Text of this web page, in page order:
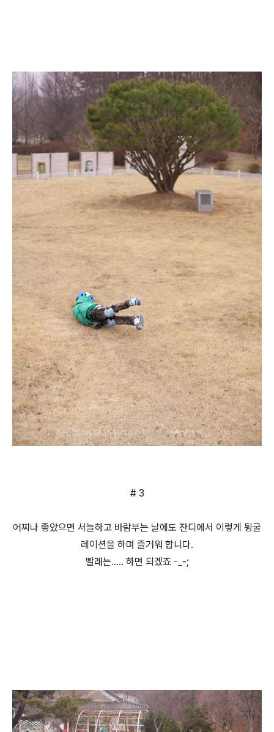
# 3
어찌나 좋았으면 서늘하고 바람부는 날에도 잔디에서 이렇게 뒹굴
레이션을 하며 즐거워 합니다.
빨래는..... 하면 되겠죠 -_-;